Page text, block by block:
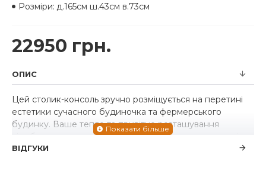
22950 грн.
Розміри: д.165см ш.43см в.73см
ОПИС
Цей столик-консоль зручно розміщується на перетині
естетики сучасного будиночка та фермерського
будинку. Ваше тепле та привітне розташування
відображається в чарівних архітектурних елементах і
світло-коричневому глазурі. Незважаючи на свою
ВІДГУКИ